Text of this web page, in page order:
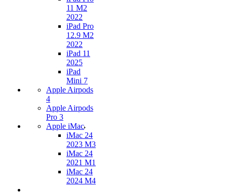
11 M2
2022
iPad Pro
12.9 M2
2022
iPad 11
2025
iPad
Mini 7
Apple Airpods
4
Apple Airpods
Pro 3
Apple iMac
iMac 24
2023 M3
iMac 24
2021 M1
iMac 24
2024 M4